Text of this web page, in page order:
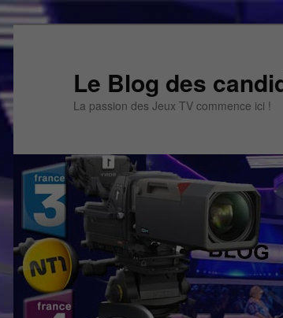
Le Blog des
La passion des Jeux TV commence ici !